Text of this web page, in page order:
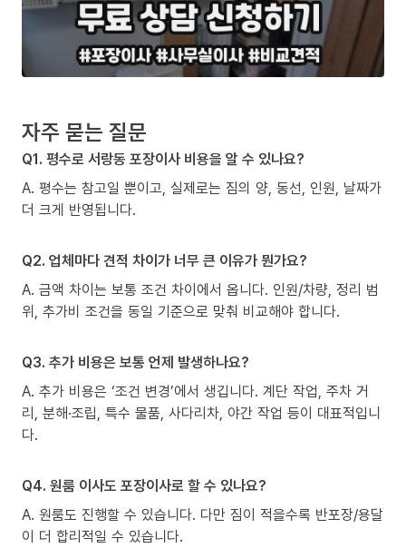
자주 묻는 질문
Q1. 평수로 서랑동 포장이사 비용을 알 수 있나요?
A. 평수는 참고일 뿐이고, 실제로는 짐의 양, 동선, 인원, 날짜가
더 크게 반영됩니다.
Q2. 업체마다 견적 차이가 너무 큰 이유가 뭔가요?
A. 금액 차이는 보통 조건 차이에서 옵니다. 인원/차량, 정리 범
위, 추가비 조건을 동일 기준으로 맞춰 비교해야 합니다.
Q3. 추가 비용은 보통 언제 발생하나요?
A. 추가 비용은 ‘조건 변경’에서 생깁니다. 계단 작업, 주차 거
리, 분해·조립, 특수 물품, 사다리차, 야간 작업 등이 대표적입니
다.
Q4. 원룸 이사도 포장이사로 할 수 있나요?
A. 원룸도 진행할 수 있습니다. 다만 짐이 적을수록 반포장/용달
이 더 합리적일 수 있습니다.